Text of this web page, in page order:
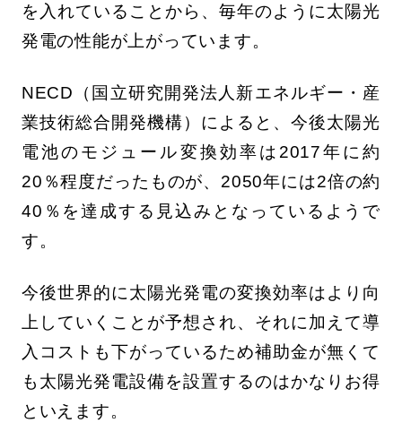
を入れていることから、毎年のように太陽光
発電の性能が上がっています。
NECD（国立研究開発法人新エネルギー・産
業技術総合開発機構）によると、今後太陽光
電池のモジュール変換効率は2017年に約
20％程度だったものが、2050年には2倍の約
40％を達成する見込みとなっているようで
す。
今後世界的に太陽光発電の変換効率はより向
上していくことが予想され、それに加えて導
入コストも下がっているため補助金が無くて
も太陽光発電設備を設置するのはかなりお得
といえます。